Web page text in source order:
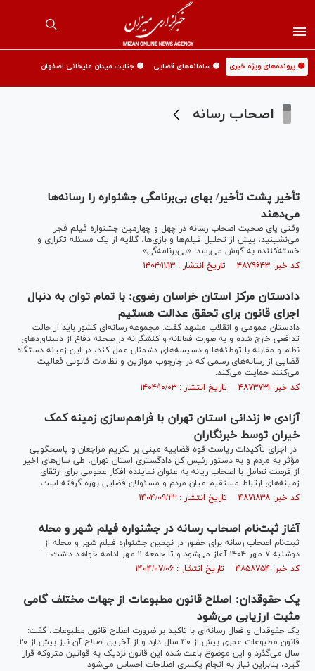
🟡 پرونده‌های ویژه خبری 🟡 سامانه‌های قضایی 🟡 جنایت میدان علیخانی اصفهان
اصحاب رسانه
تأخیر پشت تأخیر/ بهای بی‌برنامگی جشنواره را رسانه‌ها
می‌دهند
وقتی پای صحبت اصحاب رسانه در چهل و چهارمین جشنواره فیلم فجر
می‌نشینید، بیش از تحلیل فیلم‌ها و بازی‌ها، گلایه از یک مسئله تکراری و
خسته‌کننده به گوش می‌رسد: «بی‌برنامه‌گی».
کد خبر: ۴۸۷۹۶۴۳ تاریخ انتشار : ۱۴۰۴/۱۱/۱۳
دادستان مرکز استان خراسان رضوی: با تمام توان به دنبال
اجرای قانون برای تحقق عدالت هستیم
دادستان عمومی و انقلاب مشهد گفت: مجموعه رسانه‌ای کشور باید از حالت
تدافعی خارج شده و به صورت فعالانه و کنشگرانه در صحنه دفاع از دستاورد‌های
نظام و مقابله با توطئه‌ها و دسیسه‌های دشمنان عمل کند، در این زمینه دستگاه
قضایی از رسانه‌های رسمی که در چارچوب موازین و نظامات قانونی فعالیت
می‌کنند حمایت می‌کند.
کد خبر: ۴۸۷۳۷۳۱ تاریخ انتشار : ۱۴۰۴/۱۰/۰۳
آزادی ۱۰ زندانی استان تهران با فراهم‌سازی زمینه کمک
خیران توسط خبرنگاران
در اجرای تأکیدات ریاست قوه قضاییه مبنی بر تکریم مراجعان و پاسخگویی
مؤثر به مردم و به دستور رئیس کل دادگستری استان تهران، طی سال‌های اخیر
از فرصت تعامل با اصحاب ریانه به عنوان نماینده افکار عمومی برای ارتقای
زمینه‌های ارتباط مستقیم میان مردم و مسئولان قضایی بهره گرفته است.
کد خبر: ۴۸۷۱۸۳۸ تاریخ انتشار : ۱۴۰۴/۰۹/۲۲
آغاز ثبت‌نام اصحاب رسانه در جشنواره فیلم شهر و محله
ثبت‌نام اصحاب رسانه برای حضور در نهمین جشنواره فیلم شهر و محله از
دوشنبه ۷ مهر ۱۴۰۴ آغاز می‌شود و تا جمعه ۱۱ مهر ادامه خواهد داشت.
کد خبر: ۴۸۵۸۷۵۴ تاریخ انتشار : ۱۴۰۴/۰۷/۰۶
یک حقوقدان: اصلاح قانون مطبوعات از جهات مختلف گامی
مثبت ارزیابی می‌شود
یک حقوقدان و فعال رسانه‌ای با تاکید بر ضرورت اصلاح قانون مطبوعات، گفت:
قانون مطبوعات عمری بیش از ۴۰ سال دارد و از آخرین اصلاح آن نیز بیش از ۲۰
سال می‌گذرد و این موضوع باعث شده این قانون نزدیک به قوانین متروکه قرار
گیرد، بنابراین نیاز به انجام یکسری اصلاحات احساس می‌شود.